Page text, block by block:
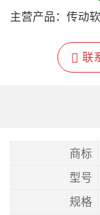
主营产品：
联
商标
型号
规格